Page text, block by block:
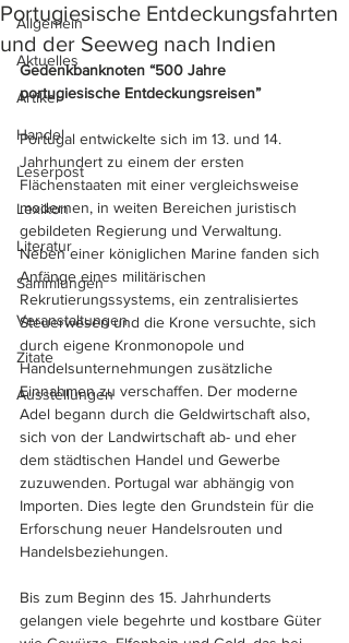
Allgemein
Aktuelles
Artikel
Handel
Leserpost
Lexikon
Literatur
Sammlungen
Veranstaltungen
Zitate
Ausstellungen
Portugiesische Entdeckungsfahrten
und der Seeweg nach Indien
Gedenkbanknoten “500 Jahre
portugiesische Entdeckungsreisen”
Portugal entwickelte sich im 13. und 14.
Jahrhundert zu einem der ersten
Flächenstaaten mit einer vergleichsweise
modernen, in weiten Bereichen juristisch
gebildeten Regierung und Verwaltung.
Neben einer königlichen Marine fanden sich
Anfänge eines militärischen
Rekrutierungssystems, ein zentralisiertes
Steuerwesen und die Krone versuchte, sich
durch eigene Kronmonopole und
Handelsunternehmungen zusätzliche
Einnahmen zu verschaffen. Der moderne
Adel begann durch die Geldwirtschaft also,
sich von der Landwirtschaft ab- und eher
dem städtischen Handel und Gewerbe
zuzuwenden. Portugal war abhängig von
Importen. Dies legte den Grundstein für die
Erforschung neuer Handelsrouten und
Handelsbeziehungen.
Bis zum Beginn des 15. Jahrhunderts
gelangen viele begehrte und kostbare Güter